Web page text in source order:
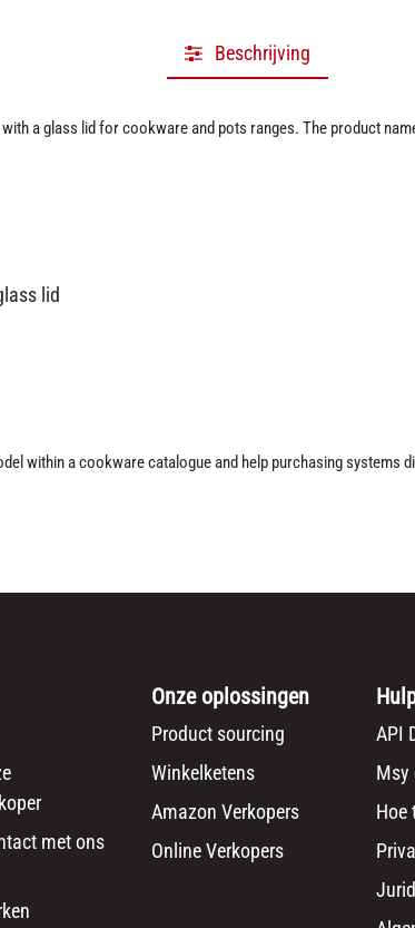
Beschrijving
a glass lid for cookware and pots ranges. The product
lid
within a cookware catalogue and help purchasing
met ons
Onze oplossingen
Product sourcing
Winkelketens
Amazon Verkopers
Online Verkopers
API
Msy
Hoe